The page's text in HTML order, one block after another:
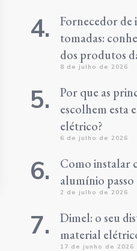
Fornecedor
tomadas:
dos produtos
8 de julho de 2026
Por que as
escolhem esta
elétrico?
6 de julho de 2026
Como instalar
alumínio passo
2 de julho de 2026
Dimel: o seu
material
17 de junho de 2026